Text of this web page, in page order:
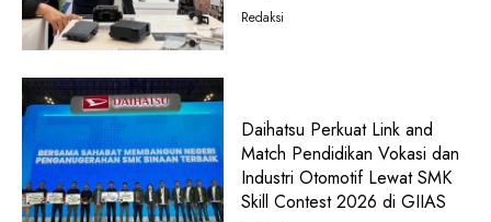
Redaksi
Daihatsu Perkuat Link and
Match Pendidikan Vokasi dan
Industri Otomotif Lewat SMK
Skill Contest 2026 di GIIAS